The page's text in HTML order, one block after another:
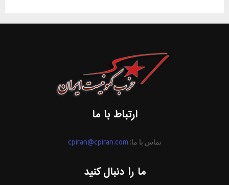
ارتباط با ما
تماس با ما: cpiran@cpiran.com
ما را دنبال کنید